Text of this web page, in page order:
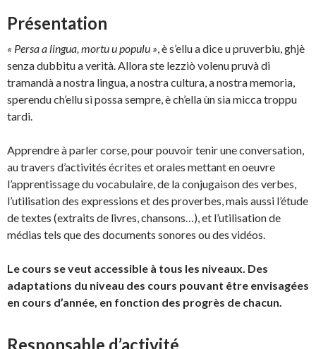
Présentation
« Persa a lingua, mortu u populu », è s’ellu a dice u pruverbiu, ghjè
senza dubbitu a verità. Allora ste lezziò volenu pruvà di
tramandà a nostra lingua, a nostra cultura, a nostra memoria,
sperendu ch’ellu si possa sempre, è ch’ella ùn sia micca troppu
tardi.
Apprendre à parler corse, pour pouvoir tenir une conversation,
au travers d’activités écrites et orales mettant en oeuvre
l’apprentissage du vocabulaire, de la conjugaison des verbes,
l’utilisation des expressions et des proverbes, mais aussi l’étude
de textes (extraits de livres, chansons…), et l’utilisation de
médias tels que des documents sonores ou des vidéos.
Le cours se veut accessible à tous les niveaux. Des
adaptations du niveau des cours pouvant être envisagées
en cours d’année, en fonction des progrès de chacun.
Responsable d’activité